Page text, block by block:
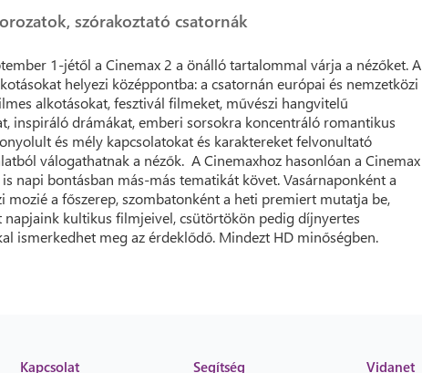
szórakoztató csatornák
1-jétől a Cinemax 2 a önálló tartalommal várja a nézőket. A
helyezi középpontba: a csatornán európai és nemzetközi
alkotásokat, fesztivál filmeket, művészi hangvitelű
inspiráló drámákat, emberi sorsokra koncentráló romantikus
és mély kapcsolatokat és karaktereket felvonultató
válogathatnak a nézők. A Cinemaxhoz hasonlóan a Cinemax
napi bontásban más-más tematikát követ. Vasárnaponként a
mozié a főszerep, szombatonként a heti premiert mutatja be,
napjaink kultikus filmjeivel, csütörtökön pedig díjnyertes
ismerkedhet meg az érdeklődő. Mindezt HD minőségben.
Kapcsolat Segítség Vidanet